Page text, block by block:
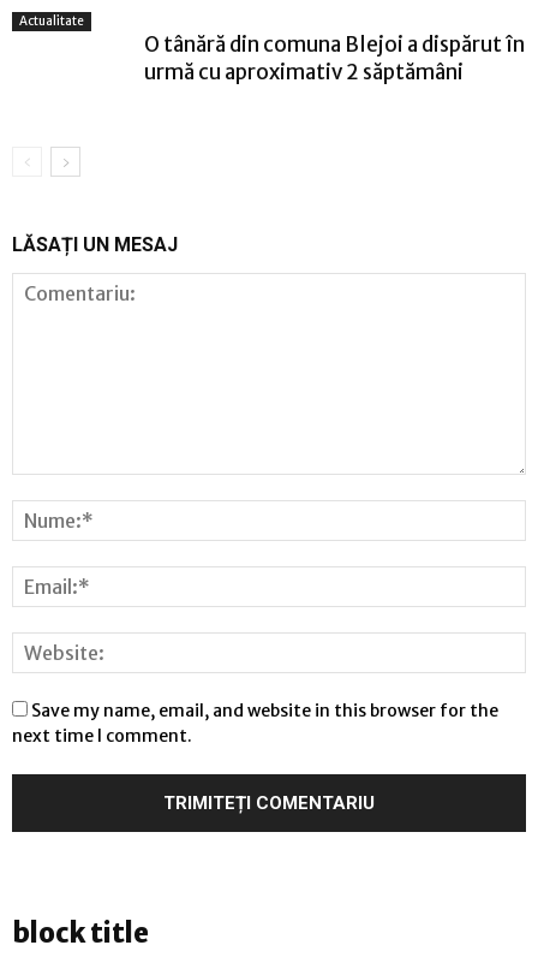
Actualitate
O tânără din comuna Blejoi a dispărut în
urmă cu aproximativ 2 săptămâni
LĂSAȚI UN MESAJ
Save my name, email, and website in this browser for the
next time I comment.
block title